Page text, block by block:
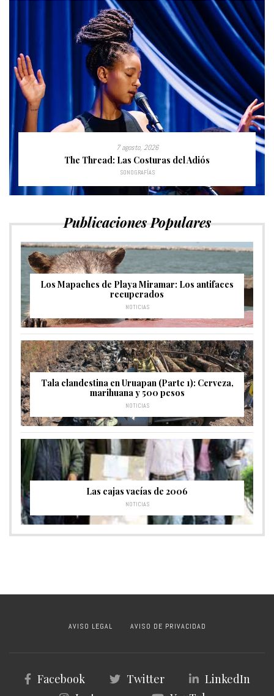
7 agosto, 2026
The Thread: Las Costuras del Adiós
SONOGRAFÍAS
Publicaciones Populares
Los Mapaches de Playa Miramar: Los antifaces
recuperados
NOTICIAS
Tala clandestina en Uruapan (Parte 1): Cerveza,
marihuana y 500 pesos
NOTICIAS
Las cajas vacías de 2006
NOTICIAS
AVISO LEGAL AVISO DE PRIVACIDAD
Facebook Twitter
LinkedIn